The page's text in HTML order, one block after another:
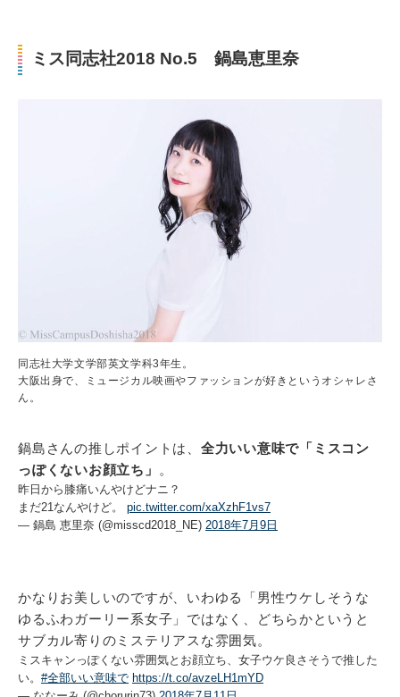
ミス同志社2018 No.5 鍋島恵里奈
同志社大学文学部英文学科3年生。
大阪出身で、ミュージカル映画やファッションが好きというオシャレさ
ん。
鍋島さんの推しポイントは、 全力いい意味で「ミスコン
っぽくないお顔立ち」
。
昨日から膝痛いんやけどナニ？
まだ21なんやけど。 pic.twitter.com/xaXzhF1vs7
— 鍋島 恵里奈 (@misscd2018_NE) 2018年7月9日
かなりお美しいのですが、いわゆる「男性ウケしそうな
ゆるふわガーリー系女子」ではなく、どちらかというと
サブカル寄りのミステリアスな雰囲気。
ミスキャンっぽくない雰囲気とお顔立ち、女子ウケ良さそうで推した
い。 #全部いい意味で https://t.co/avzeLH1mYD